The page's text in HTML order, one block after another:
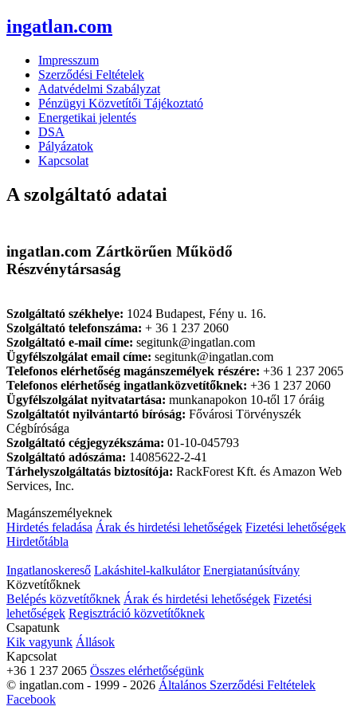
ingatlan.com
Impresszum
Szerződési Feltételek
Adatvédelmi Szabályzat
Pénzügyi Közvetítői Tájékoztató
Energetikai jelentés
DSA
Pályázatok
Kapcsolat
A szolgáltató adatai
ingatlan.com Zártkörűen Működő
Részvénytársaság
Szolgáltató székhelye: 1024 Budapest, Fény u. 16.
Szolgáltató telefonszáma: + 36 1 237 2060
Szolgáltató e-mail címe: segitunk@ingatlan.com
Ügyfélszolgálat email címe: segitunk@ingatlan.com
Telefonos elérhetőség magánszemélyek részére: +36 1 237 2065
Telefonos elérhetőség ingatlanközvetítőknek: +36 1 237 2060
Ügyfélszolgálat nyitvatartása: munkanapokon 10-től 17 óráig
Szolgáltatót nyilvántartó bíróság: Fővárosi Törvényszék
Cégbírósága
Szolgáltató cégjegyzékszáma: 01-10-045793
Szolgáltató adószáma: 14085622-2-41
Tárhelyszolgáltatás biztosítója: RackForest Kft. és Amazon Web
Services, Inc.
Magánszemélyeknek
Hirdetés feladása Árak és hirdetési lehetőségek Fizetési lehetőségek
Hirdetőtábla
Ingatlanoskereső Lakáshitel-kalkulátor Energiatanúsítvány
Közvetítőknek
Belépés közvetítőknek Árak és hirdetési lehetőségek Fizetési
lehetőségek Regisztráció közvetítőknek
Csapatunk
Kik vagyunk Állások
Kapcsolat
+36 1 237 2065 Összes elérhetőségünk
© ingatlan.com - 1999 - 2026 Általános Szerződési Feltételek
Facebook